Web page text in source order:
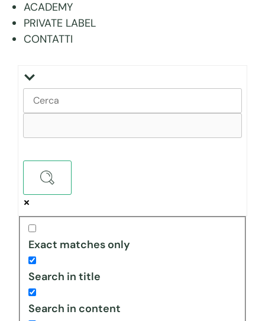
ACADEMY
PRIVATE LABEL
CONTATTI
Exact matches only
Search in title
Search in content